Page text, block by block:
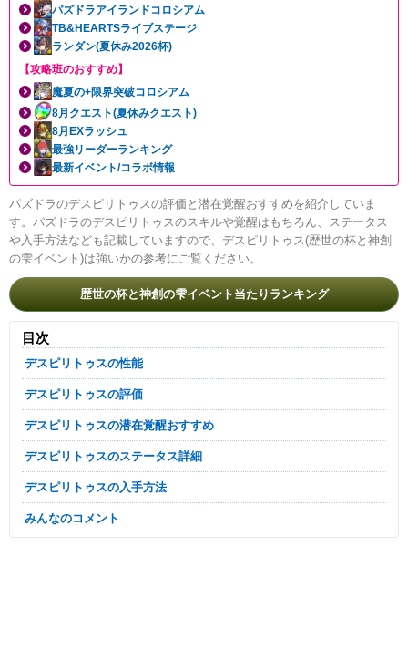
パズドラアイランドコロシアム
TB&HEARTSライブステージ
ランダン(夏休み2026杯)
【攻略班のおすすめ】
魔夏の+限界突破コロシアム
8月クエスト(夏休みクエスト)
8月EXラッシュ
最強リーダーランキング
最新イベント/コラボ情報
パズドラのデスピリトゥスの評価と潜在覚醒おすすめを紹介していま
す。パズドラのデスピリトゥスのスキルや覚醒はもちろん、ステータス
や入手方法なども記載していますので、デスピリトゥス(歴世の杯と神創
の雫イベント)は強いかの参考にご覧ください。
歴世の杯と神創の雫イベント当たりランキング
目次
デスピリトゥスの性能
デスピリトゥスの評価
デスピリトゥスの潜在覚醒おすすめ
デスピリトゥスのステータス詳細
デスピリトゥスの入手方法
みんなのコメント